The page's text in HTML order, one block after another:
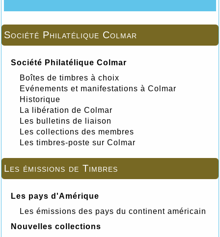
Société Philatélique Colmar
Société Philatélique Colmar
Boîtes de timbres à choix
Evénements et manifestations à Colmar
Historique
La libération de Colmar
Les bulletins de liaison
Les collections des membres
Les timbres-poste sur Colmar
Les émissions de Timbres
Les pays d'Amérique
Les émissions des pays du continent américain
Nouvelles collections